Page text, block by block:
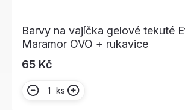
Barvy na vajíčka gelové tekuté
Maramor OVO + rukavice
65 Kč
ks